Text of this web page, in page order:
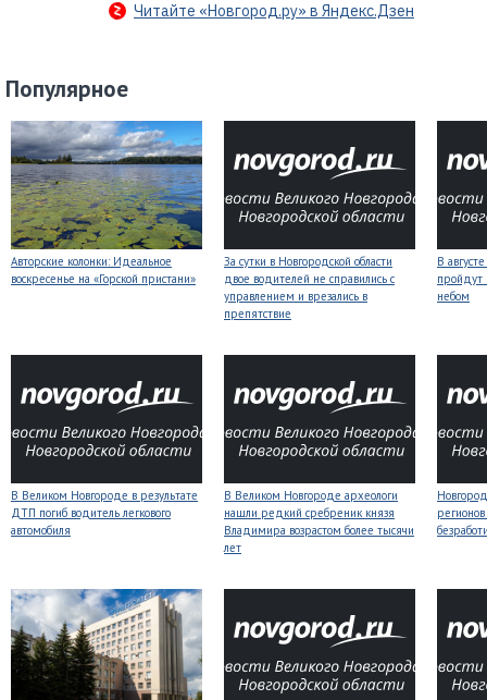
Читайте «Новгород.ру» в Яндекс.Дзен
Популярное
Авторские колонки: Идеальное
воскресенье на «Горской пристани»
За сутки в Новгородской области
двое водителей не справились с
управлением и врезались в
препятствие
В
небом
В Великом Новгороде в результате
ДТП погиб водитель легкового
автомобиля
В Великом Новгороде археологи
нашли редкий сребреник князя
Владимира возрастом более тысячи
лет